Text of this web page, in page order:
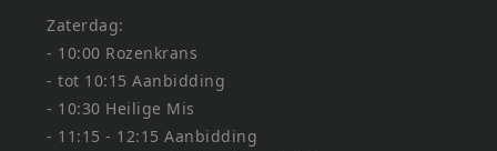
Zaterdag:
- 10:00 Rozenkrans
- tot 10:15 Aanbidding
- 10:30 Heilige Mis
- 11:15 - 12:15 Aanbidding